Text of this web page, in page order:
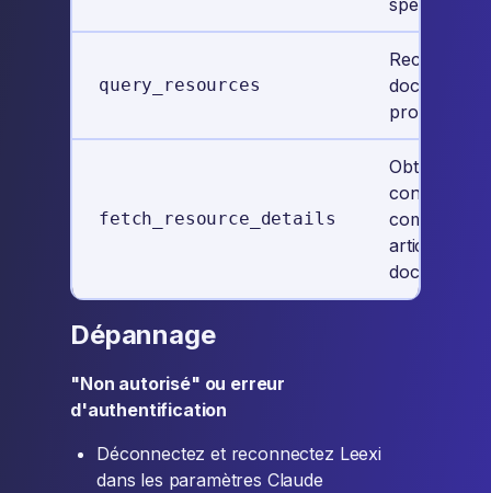
spécifiques
query_resources
produit
fetch_resource_details
Obtenez le
contenu
complet des
articles de
Dépannage
"Non autorisé" ou erreur
d'authentification
Déconnectez et reconnectez Leexi
dans les paramètres Claude